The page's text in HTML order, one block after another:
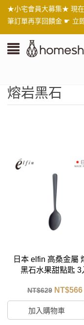
★小宅會員大募集★ 現
筆訂單再享回饋金 ☛ 立
熔岩黑石
日本 elfin 高桑金屬
黑石水果甜點匙 3
NT$629 NT$566
加入購物車